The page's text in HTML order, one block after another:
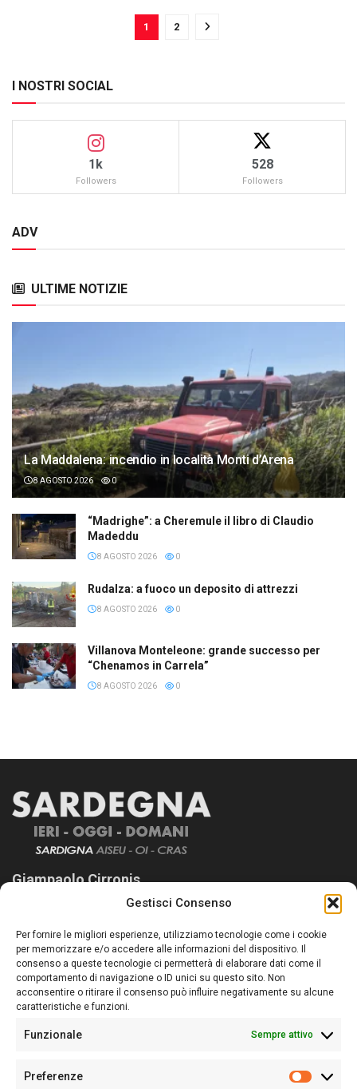
Gestisci Consenso
Per fornire le migliori esperienze, utilizziamo tecnologie come i cookie
per memorizzare e/o accedere alle informazioni del dispositivo. Il
consenso a queste tecnologie ci permetterà di elaborare dati come il
comportamento di navigazione o ID unici su questo sito. Non
acconsentire o ritirare il consenso può influire negativamente su alcune
caratteristiche e funzioni.
Funzionale Sempre attivo
Preferenze
1 2
I NOSTRI SOCIAL
1k
Followers
528
Followers
ADV
ULTIME NOTIZIE
La Maddalena: incendio in località Monti d’Arena
8 AGOSTO 2026 0
“Madrighe”: a Cheremule il libro di Claudio
Madeddu
8 AGOSTO 2026 0
Rudalza: a fuoco un deposito di attrezzi
8 AGOSTO 2026 0
Villanova Monteleone: grande successo per
“Chenamos in Carrela”
8 AGOSTO 2026 0
Giampaolo Cirronis
Sardegna Ieri-Oggi-Domani nasce per informare “liberamente” i
lettori su quanto accade in Sardegna, con un occhio rivolto al
nostro passato e, soprattutto, al nostro futuro
Follow Us
Sede:Via Cristoforo Colombo 09013 Carbonia